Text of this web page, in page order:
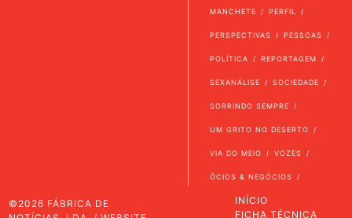
MANCHETE PERFIL
PERSPECTIVAS PESSOAS
POLÍTICA REPORTAGEM
SEXANÁLISE SOCIEDADE
SORRINDO SEMPRE
UM GRITO NO DESERTO
VIA DO MEIO VOZES
ÓCIOS & NEGÓCIOS
©2026 FÁBRICA DE
INÍCIO
FICHA TÉCNICA